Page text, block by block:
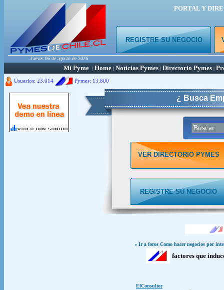
PORTAL Y
REGISTRE SU NEGOCIO
Jueves 06 de agosto de 2026
Mi Pyme | Home | Noticias Pymes | Directorio Pymes |
Usuarios: 23.014 Pymes: 13.800
¿ Busca
VER DIRECTORIO PYMES
REGISTRE SU NEGOCIO
« Ir a foros Como hacer negocios por
factores que
ElConsultor